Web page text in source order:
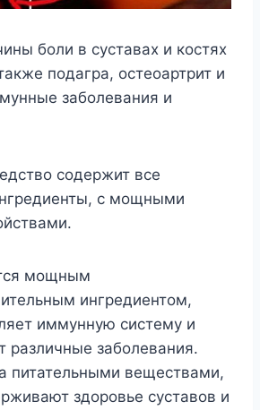
боли в суставах и костях
подагра, остеоартрит и
заболевания и
содержит все
с мощными
мощным
ингредиентом,
иммунную систему и
различные заболевания.
питательными веществами,
здоровье суставов и